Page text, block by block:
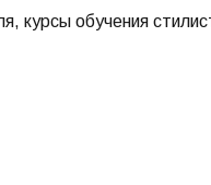
курсы обучения